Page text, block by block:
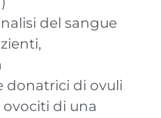
del sangue
donatrici di ovuli
di una